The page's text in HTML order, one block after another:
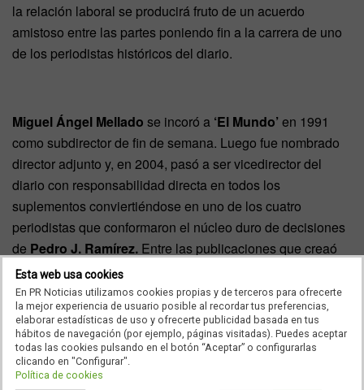
la relación laboral se producirá fruto de un acuerdo
amistoso entre las partes poniendo fin a la carrera de uno
de los periodistas históricos del diario.
Miguel Ángel Mellado se incoró a ‘El Mundo’ en 1991
como subdirector de fin de semana. Luego fue nombrado
director adjunto y, en 2004, pasó a ser vicedirector del
diario con responsabilidad directa en todos los
suplementos conviertiéndose en uno de los cuatro
periodistas que conformaron el núcleo duro de decisiones
de Pedro J. Ramírez. Entre las publicaciones que creaó
durante su etapa figuran
reciente y La Otra Crónica.
No obstante, tras la marcha de Pedro J. Ramírez
comienzos de febrero
Esta web usa cookies
En PR Noticias utilizamos cookies propias y de terceros para ofrecerte
la mejor experiencia de usuario posible al recordar tus preferencias,
elaborar estadísticas de uso y ofrecerte publicidad basada en tus
hábitos de navegación (por ejemplo, páginas visitadas). Puedes aceptar
todas las cookies pulsando en el botón “Aceptar” o configurarlas
clicando en "Configurar".
Política de cookies